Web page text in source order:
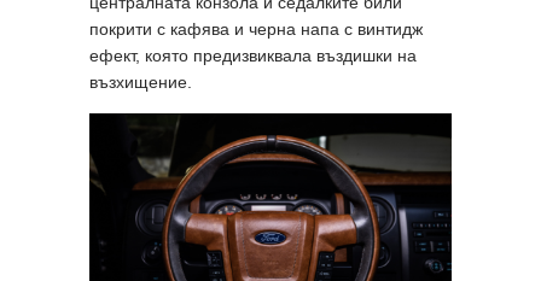
покрити с кафява и черна напа с винтидж
ефект, която предизвиквала въздишки на
възхищение.